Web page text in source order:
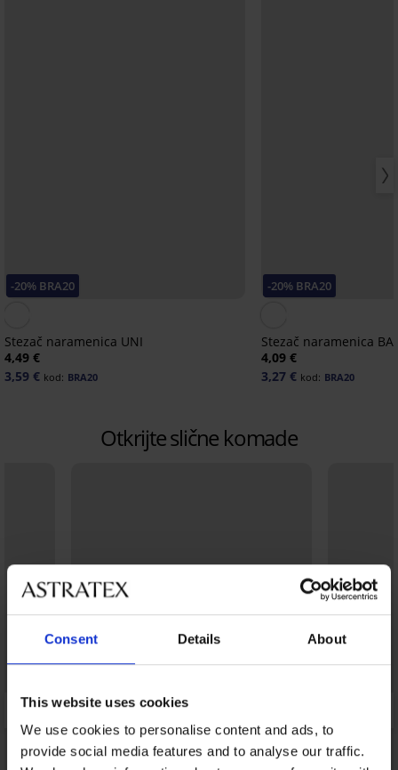
Consent Details About
This website uses cookies
We use cookies to personalise content and ads, to
provide social media features and to analyse our traffic.
-20% BRA20
Stezač naramenica UNI
4,49 €
3,59 € kod: BRA20
-20% BRA20
Stezač naramenica
4,09 €
3,27 € kod: BRA20
Otkrijte slične komade